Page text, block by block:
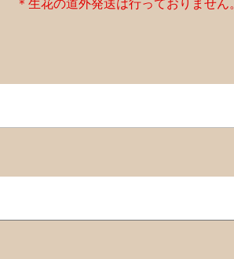
＊生花の道外発送は行っておりませ